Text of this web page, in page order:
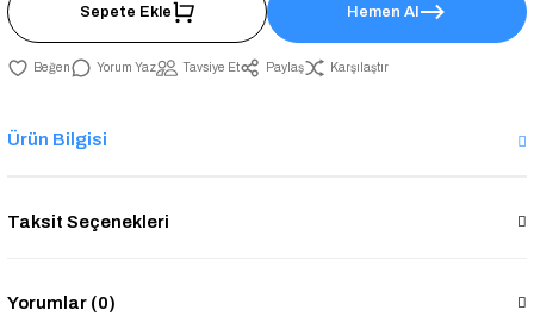
Sepete Ekle Hemen Al
Yorum Yaz Tavsiye Et Paylaş Karşılaştır
Ürün Bilgisi
Taksit Seçenekleri
Yorumlar (0)